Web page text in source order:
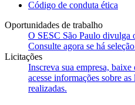
Código de conduta ética
Oportunidades de trabalho
O SESC São Paulo divulga
Consulte agora se há
Licitações
Inscreva sua empresa, baixe
acesse informações sobre
realizadas.